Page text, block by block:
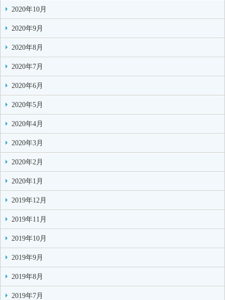
2020年10月
2020年9月
2020年8月
2020年7月
2020年6月
2020年5月
2020年4月
2020年3月
2020年2月
2020年1月
2019年12月
2019年11月
2019年10月
2019年9月
2019年8月
2019年7月